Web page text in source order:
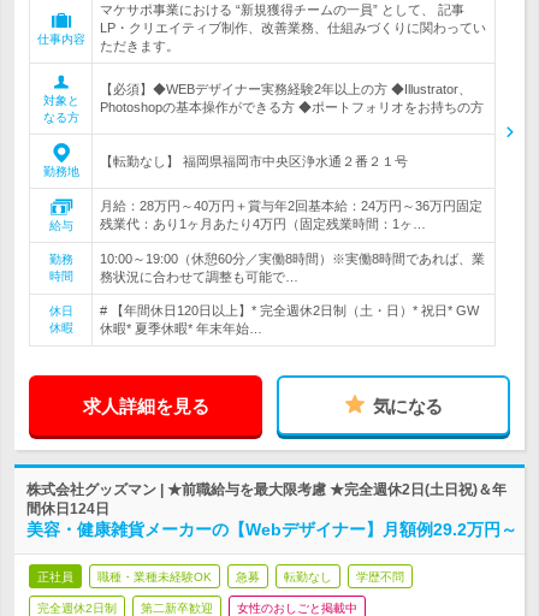
仕事内容
マケサポ事業における “新規獲得チームの一員” として、 記事
LP・クリエイティブ制作、改善業務、仕組みづくりに関わってい
ただきます。
対象と
なる方
【必須】◆WEBデザイナー実務経験2年以上の方 ◆Illustrator、
Photoshopの基本操作ができる方 ◆ポートフォリオをお持ちの方
勤務地
【転勤なし】 福岡県福岡市中央区浄水通２番２１号
給与
月給：28万円～40万円＋賞与年2回基本給：24万円～36万円固定
残業代：あり1ヶ月あたり4万円（固定残業時間：1ヶ…
勤務
時間
10:00～19:00（休憩60分／実働8時間）※実働8時間であれば、業
務状況に合わせて調整も可能で…
休日
休暇
# 【年間休日120日以上】* 完全週休2日制（土・日）* 祝日* GW
休暇* 夏季休暇* 年末年始…
求人詳細を見る 気になる
株式会社グッズマン | ★前職給与を最大限考慮 ★完全週休2日(土日祝)＆年
間休日124日
美容・健康雑貨メーカーの【Webデザイナー】月額例29.2万円～
正社員 職種・業種未経験OK 急募 転勤なし 学歴不問
完全週休2日制 第二新卒歓迎 女性のおしごと掲載中